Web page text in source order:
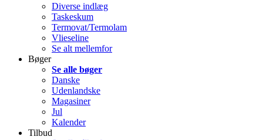
Diverse indlæg
Taskeskum
Termovat/Termolam
Vlieseline
Se alt mellemfor
Bøger
Se alle bøger
Danske
Udenlandske
Magasiner
Jul
Kalender
Tilbud